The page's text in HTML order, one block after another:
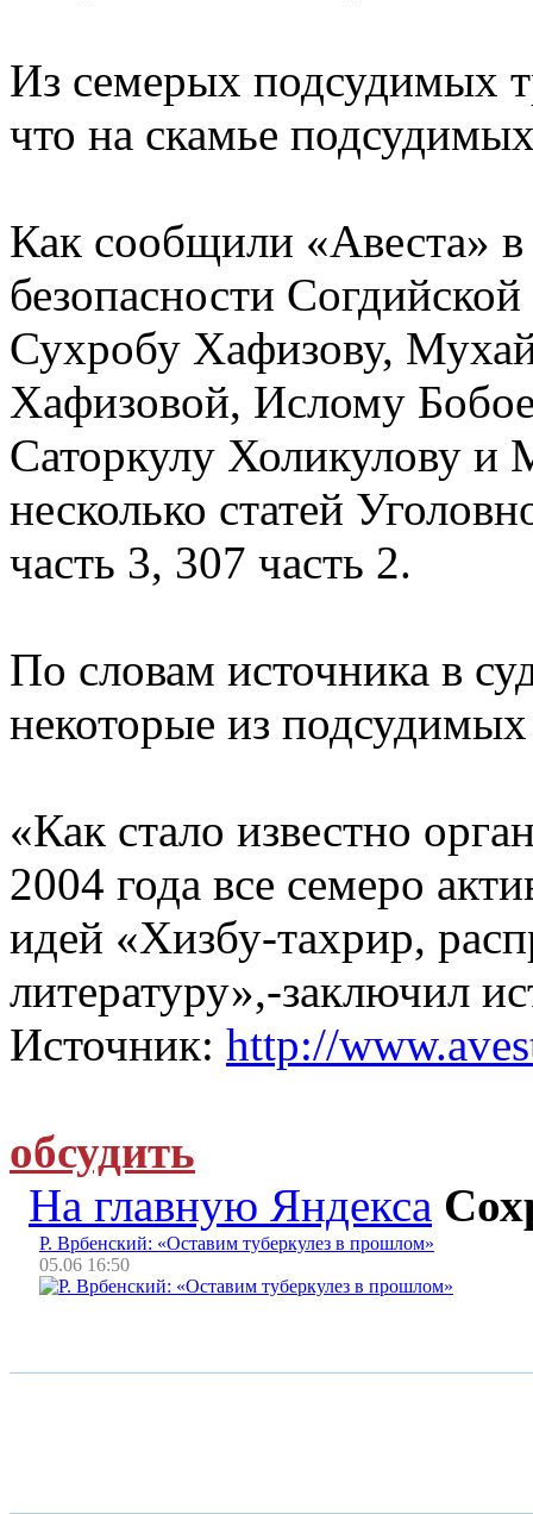
Из семерых подсудимых
что на скамье
Как сообщили «Авеста»
безопасности
Сухробу Хафизову,
Хафизовой, Ислому
Саторкулу Холикулову и
несколько статей
часть 3, 307 часть 2.
По словам источника в
некоторые из
«Как стало известно
2004 года все семеро
идей «Хизбу-тахрир,
литературу»,-заключил
Источник: http://
обсудить
На главную Яндекса
Р. Врбенский: «Оставим туберкулез в прошлом»
05.06 16:50